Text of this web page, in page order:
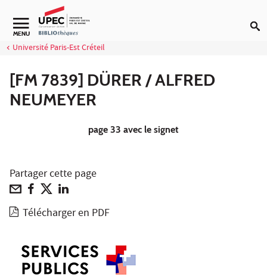
Aller au contenu
Navigation secondaire
MENU
Université Paris-Est Créteil
[FM 7839] DÜRER / ALFRED
NEUMEYER
page 33 avec le signet
Partager cette page
Télécharger en PDF